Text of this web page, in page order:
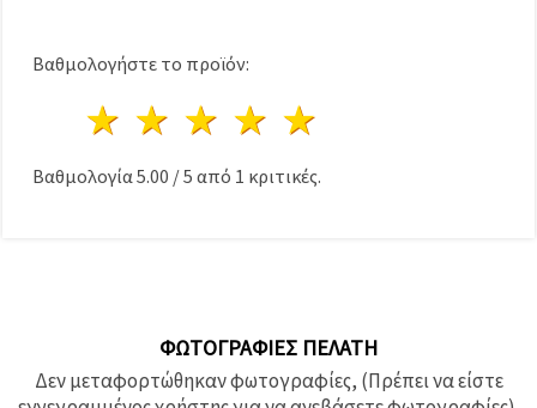
Βαθμολογήστε το προϊόν:
4 Αστέρια
3 Αστέρια
2 Αστέρια
1 Αστέρι
Βαθμολογία 5.00 /5 από 1 κριτικές.
ΦΩΤΟΓΡΑΦΊΕΣ ΠΕΛΆΤΗ
Δεν μεταφορτώθηκαν φωτογραφίες, (Πρέπει να είστε